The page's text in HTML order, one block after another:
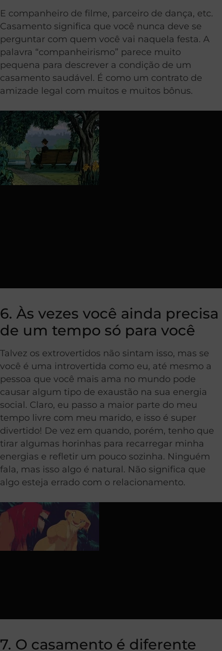
E companheiro de filme, parceiro de dança, etc.
Casamento significa que você nunca deve se
perguntar com quem você vai naquela festa. A
palavra “companheirismo” parece muito
pequena para descrever a condição de um
casamento saudável. É como um contrato de
amizade legal com muitos e muitos bônus.
6. Às vezes você ainda precisa
de um tempo só para você
Talvez os extrovertidos não sintam isso, mas se
você é uma introvertida como eu, até mesmo a
pessoa que você mais ama no mundo pode
causar algum tipo de exaustão na sua energia
social. Claro, eu passo a maior parte do meu
tempo livre com meu marido, e isso é super
divertido! De vez em quando, porém, tenho que
tirar algumas horinhas para recarregar minha
energias e refletir um pouco sozinha. Ninguém
fala, mas isso algo é natural. Não significa que
algo esteja errado com o relacionamento.
7. O casamento é diferente